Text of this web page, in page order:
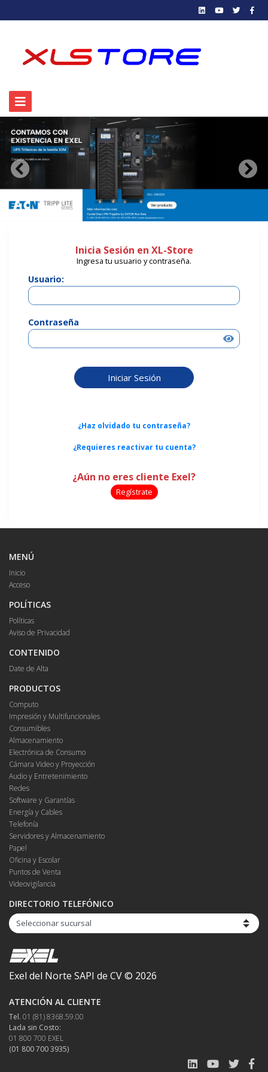
Anterior
Inicia Sesión en XL-Store
Ingresa tu usuario y contraseña.
Usuario:
Contraseña
¿Haz olvidado tu contraseña?
¿Requieres reactivar tu cuenta?
¿Aún no eres cliente Exel?
Regístrate
MENÚ
Inicio
Acceso
POLÍTICAS
Políticas
Aviso de Privacidad
CONTENIDO
Date de Alta
PRODUCTOS
Computo
Impresión y Multifuncionales
Consumibles
Almacenamiento
Electrónica de Consumo
Cámara Video y Proyección
Audio y Entretenimiento
Redes
Software y Garantías
Energía y Cables
Telefonía
Servidores y Almacenamiento
Papel
Oficina y Escolar
Puntos de Venta
Videovigilancia
DIRECTORIO TELEFÓNICO
Exel del Norte SAPI de CV © 2026
ATENCIÓN AL CLIENTE
Tel. 01 (81) 8368.59.00
Lada sin Costo:
01 800 700 EXEL
(01 800 700 3935)